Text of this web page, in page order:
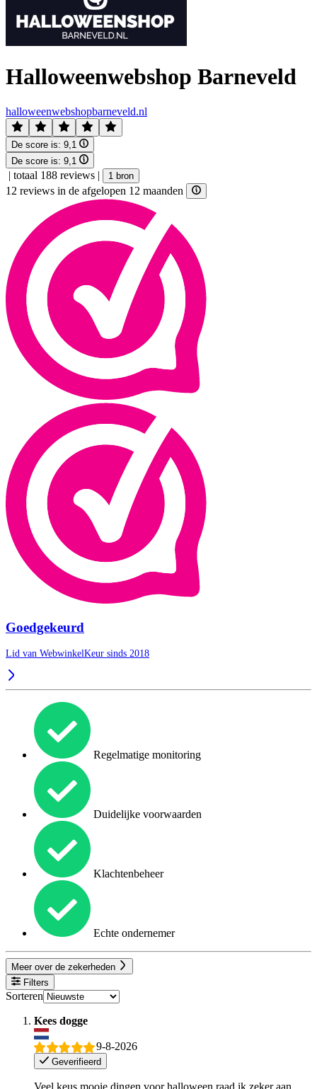
Halloweenwebshop Barneveld
halloweenwebshopbarneveld.nl
De score is: 9,1
De score is: 9,1
| totaal 188 reviews | 1 bron
12 reviews in de afgelopen 12 maanden
Goedgekeurd
Lid van WebwinkelKeur sinds 2018
Regelmatige monitoring
Duidelijke voorwaarden
Klachtenbeheer
Echte ondernemer
Meer over de zekerheden
Filters
Sorteren
Kees dogge
9-8-2026
Geverifieerd
Veel keus mooie dingen voor halloween raad ik zeker aan